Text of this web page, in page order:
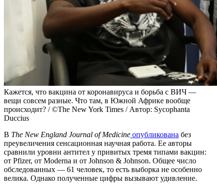
Кажется, что вакцина от коронавируса и борьба с ВИЧ —
вещи совсем разные. Что там, в Южной Африке вообще
происходит? / ©The New York Times / Автор: Sycophanta
Duccius
В The New England Journal of Medicine опубликована без
преувеличения сенсационная научная работа. Ее авторы
сравнили уровни антител у привитых тремя типами вакцин:
от Pfizer, от Moderna и от Johnson & Johnson. Общее число
обследованных — 61 человек, то есть выборка не особенно
велика. Однако полученные цифры вызывают удивление.